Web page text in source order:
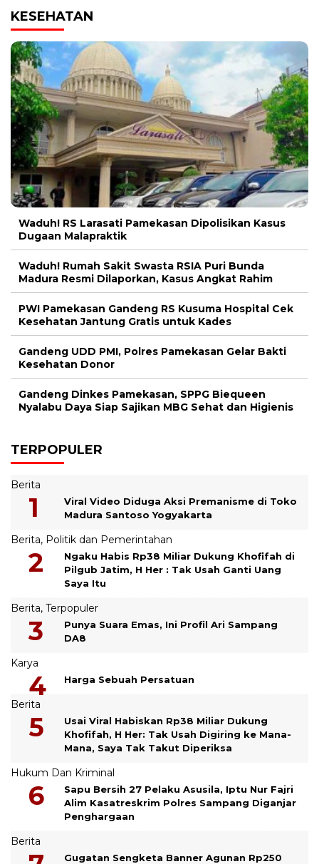
KESEHATAN
Waduh! RS Larasati Pamekasan Dipolisikan Kasus
Dugaan Malapraktik
Waduh! Rumah Sakit Swasta RSIA Puri Bunda
Madura Resmi Dilaporkan, Kasus Angkat Rahim
PWI Pamekasan Gandeng RS Kusuma Hospital Cek
Kesehatan Jantung Gratis untuk Kades
Gandeng UDD PMI, Polres Pamekasan Gelar Bakti
Kesehatan Donor
Gandeng Dinkes Pamekasan, SPPG Biequeen
Nyalabu Daya Siap Sajikan MBG Sehat dan Higienis
TERPOPULER
Berita
Viral Video Diduga Aksi Premanisme di Toko
Madura Santoso Yogyakarta
Berita, Politik dan Pemerintahan
Ngaku Habis Rp38 Miliar Dukung Khofifah di
Pilgub Jatim, H Her : Tak Usah Ganti Uang
Saya Itu
Berita, Terpopuler
Punya Suara Emas, Ini Profil Ari Sampang
DA8
Karya
Harga Sebuah Persatuan
Berita
Usai Viral Habiskan Rp38 Miliar Dukung
Khofifah, H Her: Tak Usah Digiring ke Mana-
Mana, Saya Tak Takut Diperiksa
Hukum Dan Kriminal
Sapu Bersih 27 Pelaku Asusila, Iptu Nur Fajri
Alim Kasatreskrim Polres Sampang Diganjar
Penghargaan
Berita
Gugatan Sengketa Banner Agunan Rp250